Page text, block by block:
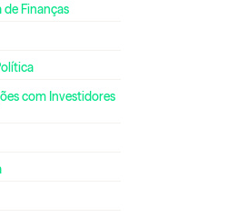
de Finanças
com Investidores